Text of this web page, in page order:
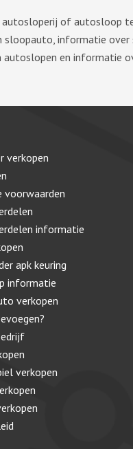
of autosloop
informatie over
en informatie
verkopen
voorwaarden
informatie
apk keuring
informatie
verkopen
verkopen